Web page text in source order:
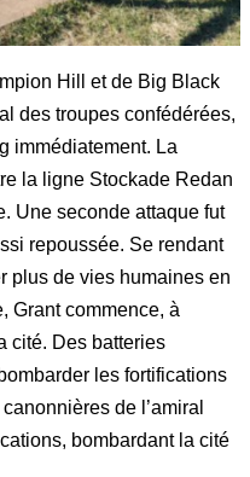
Hill et de Big Black
des troupes confédérées,
immédiatement. La
la ligne Stockade Redan
Une seconde attaque fut
repoussée. Se rendant
plus de vies humaines en
Grant commence, à
cité. Des batteries
les fortifications
de l’amiral
bombardant la cité